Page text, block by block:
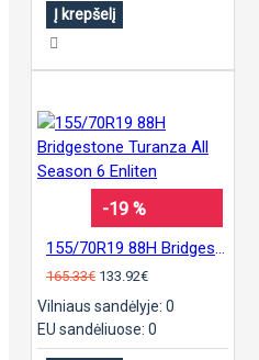
Į krepšelį
-19 %
165.33€ 133.92€
Vilniaus sandėlyje: 0
EU sandėliuose: 0